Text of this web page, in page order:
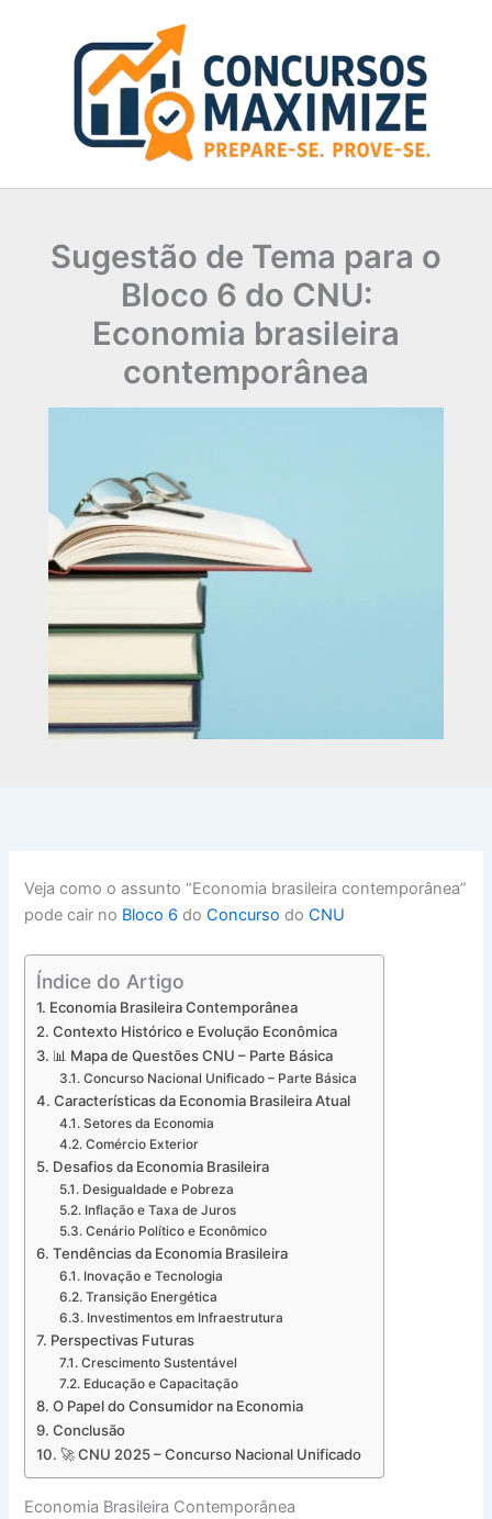
Sugestão de Tema para o
Bloco 6 do CNU:
Economia brasileira
contemporânea
Veja como o assunto “Economia brasileira contemporânea”
pode cair no Bloco 6 doConcurso doCNU
Índice do Artigo
Economia Brasileira Contemporânea
Contexto Histórico e Evolução Econômica
📊 Mapa de Questões CNU – Parte Básica
Concurso Nacional Unificado – Parte Básica
Características da Economia Brasileira Atual
Setores da Economia
Comércio Exterior
Desafios da Economia Brasileira
Desigualdade e Pobreza
Inflação e Taxa de Juros
Cenário Político e Econômico
Tendências da Economia Brasileira
Inovação e Tecnologia
Transição Energética
Investimentos em Infraestrutura
Perspectivas Futuras
Crescimento Sustentável
Educação e Capacitação
O Papel do Consumidor na Economia
Conclusão
🚀 CNU 2025 – Concurso Nacional Unificado
Economia Brasileira Contemporânea